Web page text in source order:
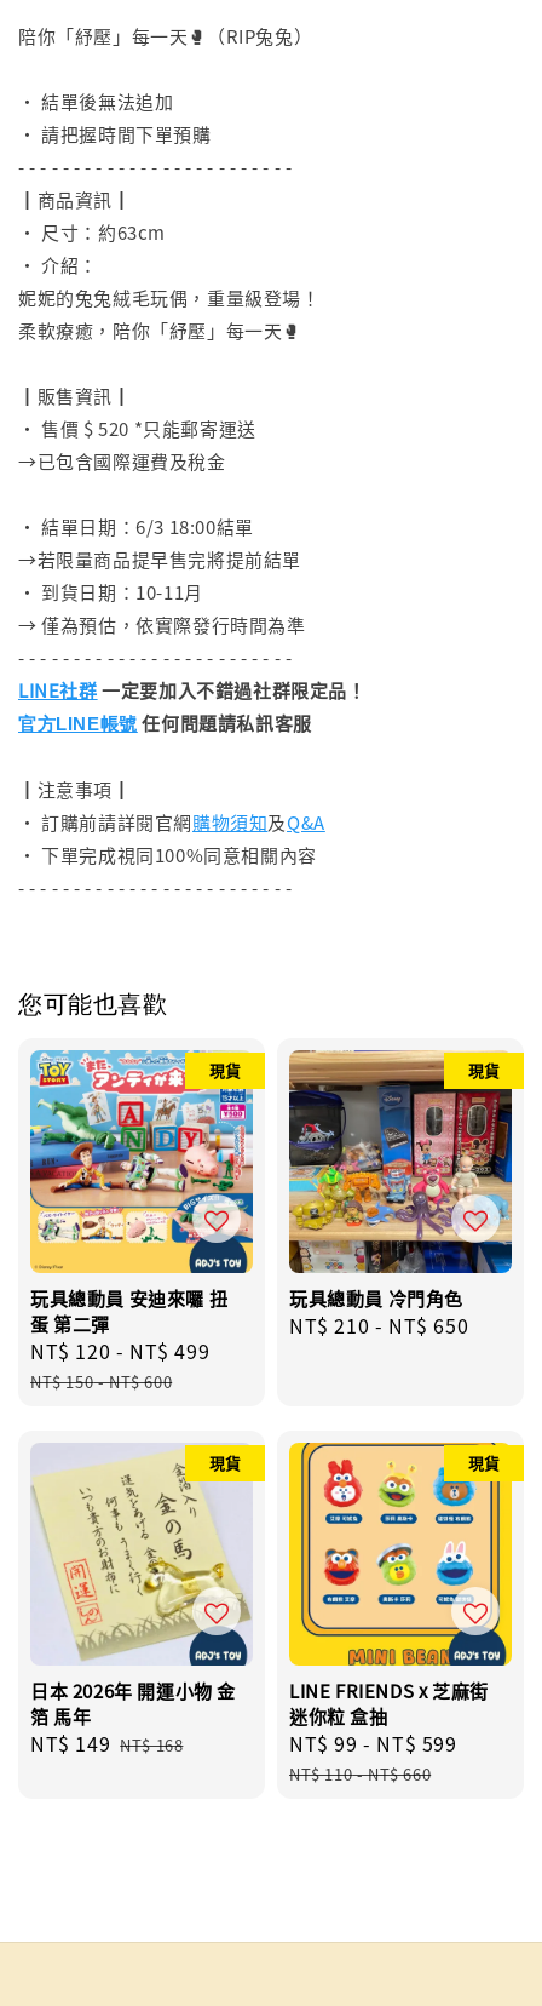
陪你「紓壓」每一天🥊（RIP兔兔）
• 結單後無法追加
• 請把握時間下單預購
- - - - - - - - - - - - - - - - - - - - - - - - -
┃商品資訊┃
• 尺寸：約63cm
• 介紹：
妮妮的兔兔絨毛玩偶，重量級登場！
柔軟療癒，陪你「紓壓」每一天🥊
┃販售資訊┃
• 售價 $ 520 *只能郵寄運送
→已包含國際運費及稅金
• 結單日期：6/3 18:00結單
→若限量商品提早售完將提前結單
• 到貨日期：10-11月
→ 僅為預估，依實際發行時間為準
- - - - - - - - - - - - - - - - - - - - - - - - -
LINE社群一定要加入不錯過社群限定品！
官方LINE帳號 任何問題請私訊客服
┃注意事項┃
• 訂購前請詳閱官網購物須知及Q&A
• 下單完成視同100%同意相關內容
- - - - - - - - - - - - - - - - - - - - - - - - -
您可能也喜歡
現貨
玩具總動員 安迪來囉 扭
蛋 第二彈
Sale
price
NT$ 120 - NT$ 499
NT$ 150-NT$ 600
現貨
玩具總動員 冷門角色
Regular
NT$ 210 - NT$ 650
現貨
日本 2026年 開運小物 金
箔 馬年
Sale
NT$ 149 Regular
NT$ 168
現貨
LINE FRIENDS x 芝麻街
迷你粒 盒抽
Sale
price
NT$ 99 - NT$ 599
NT$ 110-NT$ 660